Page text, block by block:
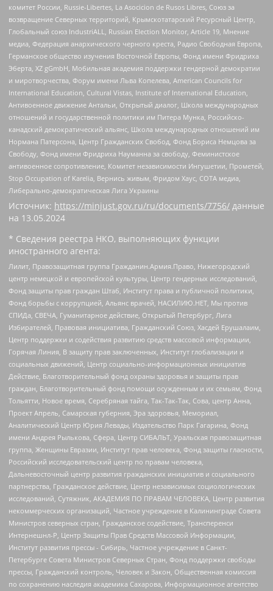
комитет России, Russie-Libertes, La Asocicion de Rusos Libres, Союз за
возвращение Северных территорий, Крымскотатарский Ресурсный Центр,
Глобальный союз IndustriALL, Russian Election Monitor, Article 19, Мнение
медиа, Федерация анархического черного креста, Радио Свободная Европа,
Германское общество изучения Восточной Европы, Фонд имени Фридриха
Эберта, XZ gGmbH, Мобильная академия поддержки гендерной демократии
и миротворчества, Форум имени Льва Копелева, American Councils for
International Education, Cultural Vistas, Institute of International Education,
Антивоенное движение Антальи, Открытый диалог, Школа международных
отношений и государственной политики им Питера Мунка, Российско-
канадский демократический альянс, Школа международных отношений им
Нормана Патерсона, Центр Гражданских Свобод, Фонд Бориса Немцова за
Свободу, Фонд имени Фридриха Науманна за свободу, Феминистское
антивоенное сопротивление, Комитет независимости Ингушетии, Прометей,
Stop Occupation of Karelia, Вернись живым, Фридом Хаус, СОТА медиа,
Либерально-демократическая Лига Украины
Источник: https://minjust.gov.ru/ru/documents/7756/ данные
на 13.05.2024
* Сведения реестра НКО, выполняющих функции
иностранного агента:
Лилит, Правозащитная группа Гражданин.Армия.Право, Нижегородский
центр немецкой и европейской культуры, Центр гендерных исследований,
Фонд защиты прав граждан Штаб, Институт права и публичной политики,
Фонд борьбы с коррупцией, Альянс врачей, НАСИЛИЮ.НЕТ, Мы против
СПИДа, СВЕЧА, Гуманитарное действие, Открытый Петербург, Лига
Избирателей, Правовая инициатива, Гражданский Союз, Хасдей Ерушалаим,
Центр поддержки и содействия развитию средств массовой информации,
Горячая Линия, В защиту прав заключенных, Институт глобализации и
социальных движений, Центр социально-информационных инициатив
Действие, Благотворительный фонд охраны здоровья и защиты прав
граждан, Благотворительный фонд помощи осужденным и их семьям, Фонд
Тольятти, Новое время, Серебряная тайга, Так-Так-Так, Сова, центр Анна,
Проект Апрель, Самарская губерния, Эра здоровья, Мемориал,
Аналитический Центр Юрия Левады, Издательство Парк Гагарина, Фонд
имени Андрея Рылькова, Сфера, Центр СИБАЛЬТ, Уральская правозащитная
группа, Женщины Евразии, Институт прав человека, Фонд защиты гласности,
Российский исследовательский центр по правам человека,
Дальневосточный центр развития гражданских инициатив и социального
партнерства, Гражданское действие, Центр независимых социологических
исследований, Сутяжник, АКАДЕМИЯ ПО ПРАВАМ ЧЕЛОВЕКА, Центр развития
некоммерческих организаций, Частное учреждение в Калининграде Совета
Министров северных стран, Гражданское содействие, Трансперенси
Интернешнл-Р, Центр Защиты Прав Средств Массовой Информации,
Институт развития прессы - Сибирь, Частное учреждение в Санкт-
Петербурге Совета Министров Северных Стран, Фонд поддержки свободы
прессы, Гражданский контроль, Человек и Закон, Общественная комиссия
по сохранению наследия академика Сахарова, Информационное агентство